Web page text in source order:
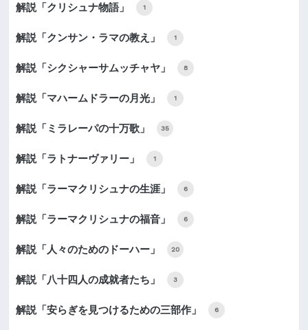
解説「クリシュナ物語」 1
解説「クンサン・ラマの教え」 1
解説「シクシャーサムッチャヤ」 8
解説「マハームドラーの月光」 1
解説「ミラレーパの十万歌」 35
解説「ラトナーヴァリー」 1
解説「ラーマクリシュナの生涯」 6
解説「ラーマクリシュナの福音」 6
解説「人々のためのドーハー」 20
解説「八十四人の成就者たち」 3
解説「安らぎを見つけるための三部作」 6